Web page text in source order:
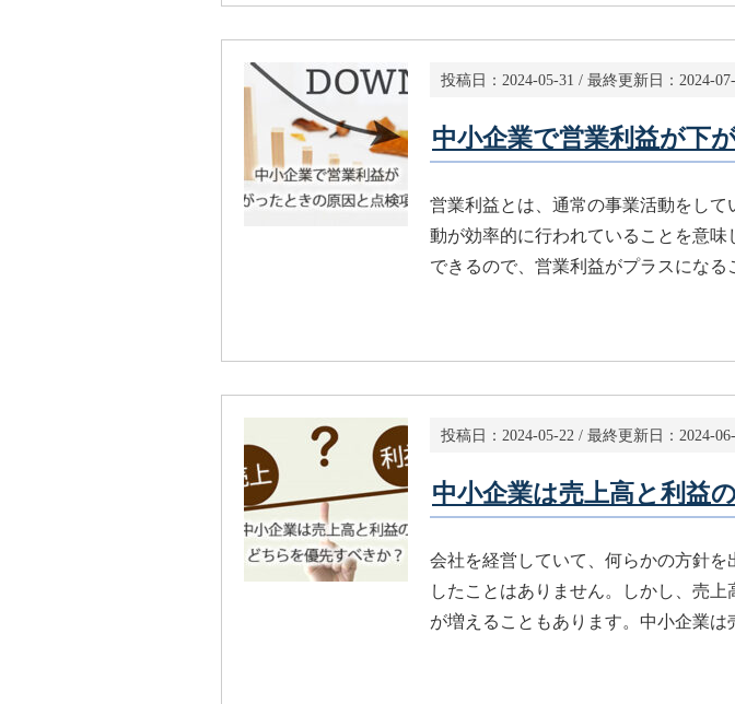
投稿日： 2024-05-31 / 最終更新日： 2024-
中小企業で営業利益が下
営業利益とは、通常の事業活動をし
動が効率的に行われていることを意
できるので、営業利益がプラスにな
投稿日： 2024-05-22 / 最終更新日： 2024-
中小企業は売上高と利益
会社を経営していて、何らかの方針
したことはありません。しかし、売
が増えることもあります。中小企業